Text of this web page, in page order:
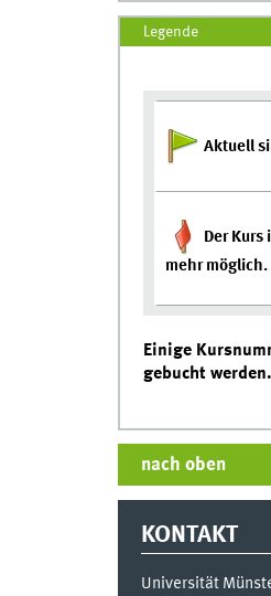
Legende
Aktuell
Der
mehr möglich.
Einige
gebucht werden.
nach oben
KONTAKT
Universität